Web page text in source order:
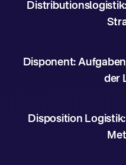
Disponent:
der
Disposition